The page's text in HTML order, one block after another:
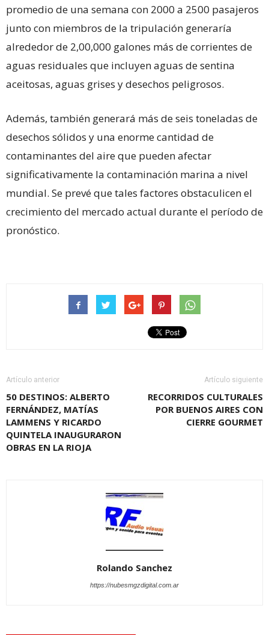
promedio de una semana con 2000 a 2500 pasajeros
junto con miembros de la tripulación generaría
alrededor de 2,00,000 galones más de corrientes de
aguas residuales que incluyen aguas de sentina
aceitosas, aguas grises y desechos peligrosos.
Además, también generará más de seis toneladas de
desechos sólidos y una enorme cantidad de
contaminantes del aire que pueden afectar
significativamente la contaminación marina a nivel
mundial. Se prevé que tales factores obstaculicen el
crecimiento del mercado actual durante el período de
pronóstico.
Artículo anterior
50 DESTINOS: ALBERTO
FERNÁNDEZ, MATÍAS
LAMMENS Y RICARDO
QUINTELA INAUGURARON
OBRAS EN LA RIOJA
Artículo siguiente
RECORRIDOS CULTURALES
POR BUENOS AIRES CON
CIERRE GOURMET
Rolando Sanchez
https://nubesmgzdigital.com.ar